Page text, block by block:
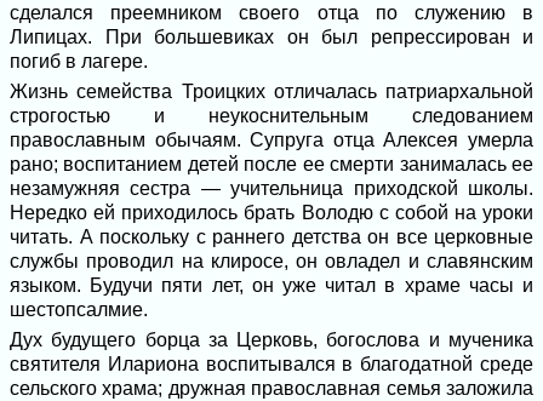
сделался преемником своего отца по служению в
Липицах. При большевиках он был репрессирован и
погиб в лагере.
Жизнь семейства Троицких отличалась патриархальной
строгостью и неукоснительным следованием
православным обычаям. Супруга отца Алексея умерла
рано; воспитанием детей после ее смерти занималась ее
незамужняя сестра — учительница приходской школы.
Нередко ей приходилось брать Володю с собой на уроки
читать. А поскольку с раннего детства он все церковные
службы проводил на клиросе, он овладел и славянским
языком. Будучи пяти лет, он уже читал в храме часы и
шестопсалмие.
Дух будущего борца за Церковь, богослова и мученика
святителя Илариона воспитывался в благодатной среде
сельского храма; дружная православная семья заложила